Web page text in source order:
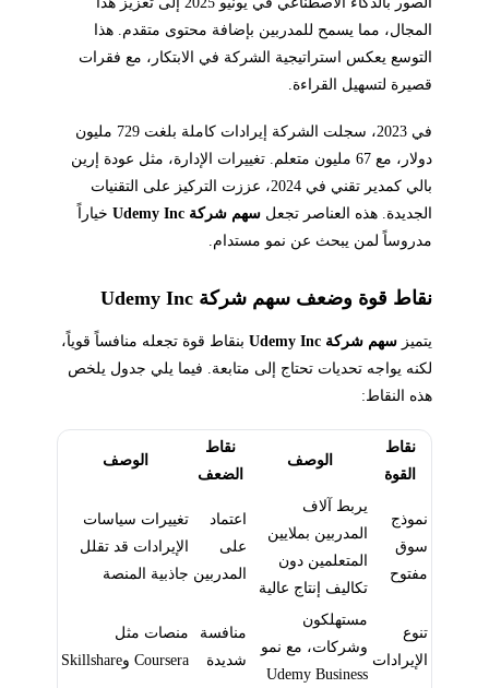
المجال، مما يسمح للمدربين بإضافة محتوى متقدم. هذا
التوسع يعكس استراتيجية الشركة في الابتكار، مع فقرات
قصيرة لتسهيل القراءة.
في 2023، سجلت الشركة إيرادات كاملة بلغت 729 مليون
دولار، مع 67 مليون متعلم. تغييرات الإدارة، مثل عودة إرين
بالي كمدير تقني في 2024، عززت التركيز على التقنيات
الجديدة. هذه العناصر تجعل سهم شركة Udemy Inc
خياراً
مدروساً لمن يبحث عن نمو مستدام.
نقاط قوة وضعف سهم شركة Udemy Inc
يتميز سهم شركة Udemy Inc
بنقاط قوة تجعله منافساً قوياً،
لكنه يواجه تحديات تحتاج إلى متابعة. فيما يلي جدول يلخص
هذه النقاط:
نقاط
القوة
الوصف
نقاط
الضعف
الوصف
نموذج
سوق
مفتوح
يربط آلاف
المدربين بملايين
المتعلمين دون
تكاليف إنتاج عالية
اعتماد
على
المدربين
تغييرات سياسات
الإيرادات قد تقلل
جاذبية المنصة
تنوع
الإيرادات
مستهلكون
وشركات، مع نمو
Udemy Business
منافسة
شديدة
منصات مثل
Coursera وSkillshare